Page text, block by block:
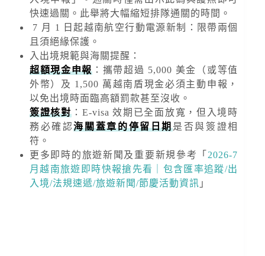
快速過關。此舉將大幅縮短排隊通關的時間。
7 月 1 日起越南航空行動電源新制：限帶兩個
且須絕緣保護。
入出境規範與海關提醒 ：
超額現金申報 ：攜帶超過 5,000 美金
（或等值
外幣）及 1,500 萬越南盾現金必須主動申報，
以免出境時面臨高額罰款甚至沒收。
簽證核對：E-visa 效期已全面放寬，但入境時
務必確認海關蓋章的停留日期是否與簽證相
符。
更多即時的旅遊新聞及重要新規參考「 2026-7
月越南旅遊即時快報搶先看｜包含匯率追蹤/出
入境/法規速遞/旅遊新聞/節慶活動資訊 」